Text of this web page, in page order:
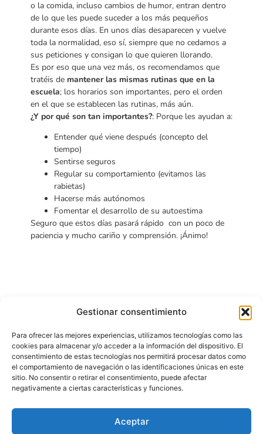
Gestionar consentimiento
Para ofrecer las mejores experiencias, utilizamos tecnologías como las
cookies para almacenar y/o acceder a la información del dispositivo. El
consentimiento de estas tecnologías nos permitirá procesar datos como
el comportamiento de navegación o las identificaciones únicas en este
sitio. No consentir o retirar el consentimiento, puede afectar
negativamente a ciertas características y funciones.
Aceptar
o la comida, incluso cambios de humor, entran dentro
de lo que les puede suceder a los más pequeños
durante esos días. En unos días desaparecen y vuelve
toda la normalidad, eso sí, siempre que no cedamos a
sus peticiones y consigan lo que quieren llorando.
Es por eso que una vez más, os recomendamos que
tratéis de mantener las mismas rutinas que en la
escuela; los horarios son importantes, pero el orden
en el que se establecen las rutinas, más aún.
¿Y por qué son tan importantes?: Porque les ayudan a:
Entender qué viene después (concepto del
tiempo)
Sentirse seguros
Regular su comportamiento (evitamos las
rabietas)
Hacerse más autónomos
Fomentar el desarrollo de su autoestima
Seguro que estos días pasará rápido con un poco de
paciencia y mucho cariño y comprensión. ¡Ánimo!
También te puedeinteresar
Ver todas las noticias